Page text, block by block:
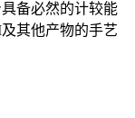
备必然的计较能
其他产物的手艺